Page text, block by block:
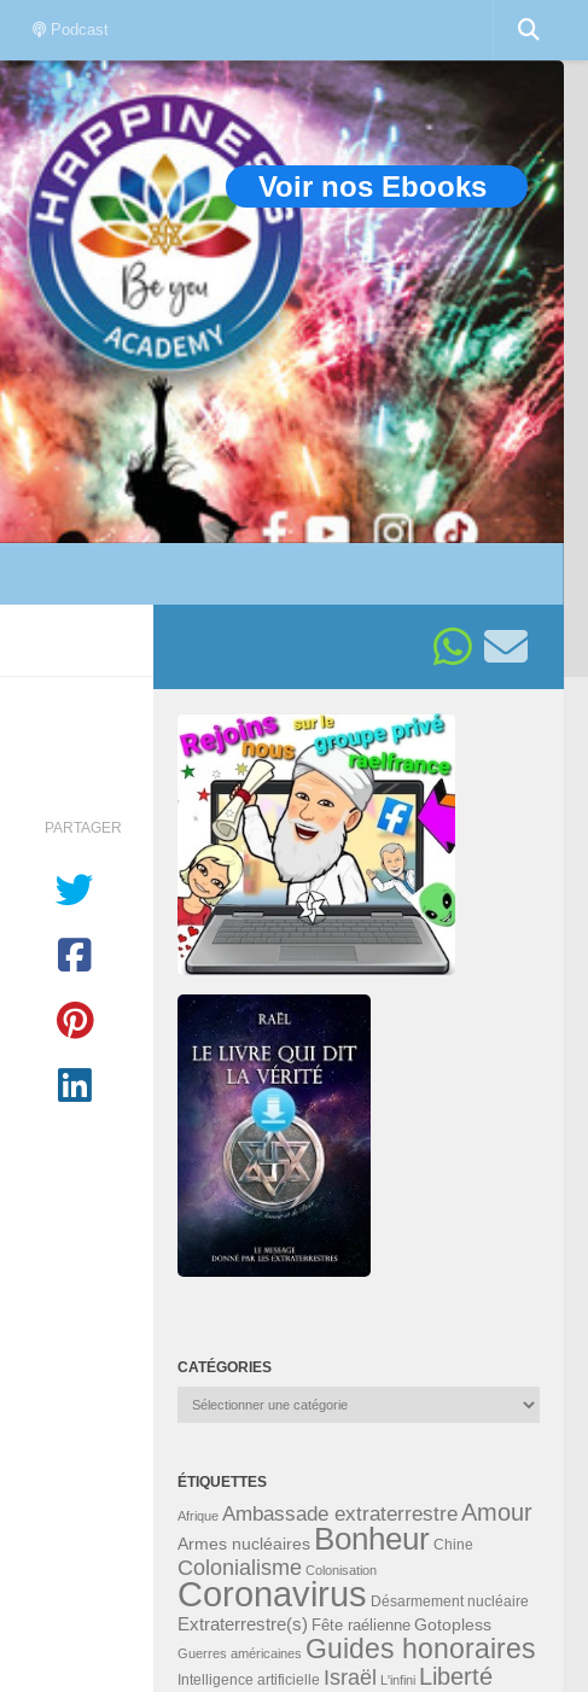
Podcast
Voir nos Ebooks
PARTAGER
CATÉGORIES
Catégories
ÉTIQUETTES
Afrique Ambassade extraterrestreAmour
Armes nucléaires Bonheur Chine
Colonialisme Colonisation
Coronavirus Désarmement nucléaire
Extraterrestre(s) Fête raélienne Gotopless
Guerres américaines Guides honoraires
Intelligence artificielle Israël L'infini Liberté